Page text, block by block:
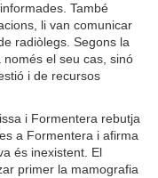
També
li van comunicar
radiòlegs. Segons la
el seu cas, sinó
i de recursos
i Formentera rebutja
a Formentera i afirma
és inexistent. El
primer la mamografia